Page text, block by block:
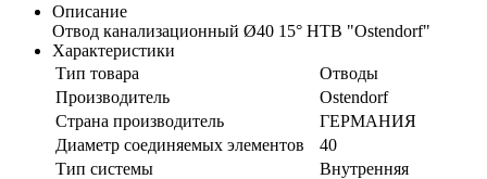
Описание
Отвод канализационный Ø40 15° НТВ "Ostendorf"
Характеристики
Тип товара
Отводы
Производитель
Ostendorf
Страна производитель
ГЕРМАНИЯ
Диаметр соединяемых элементов
40
Тип системы
Внутренняя